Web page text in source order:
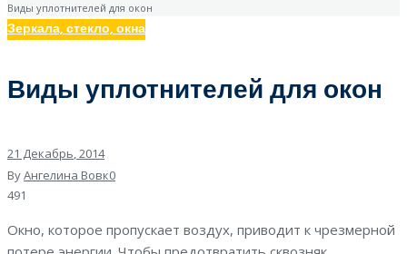
Виды уплотнителей для окон
Зеркала, стекло, окна
Виды уплотнителей для окон
21 Декабрь, 2014
ByАнгелина Вовк0
491
Окно, которое пропускает воздух, приводит к чрезмерной